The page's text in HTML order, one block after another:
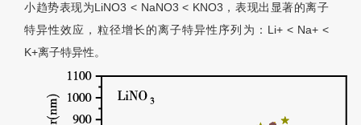
小趋势表现为LiNO3 < NaNO3 < KNO3，表现出显著的离子
特异性效应，粒径增长的离子特异性序列为：Li+ < Na+ <
K+离子特异性。